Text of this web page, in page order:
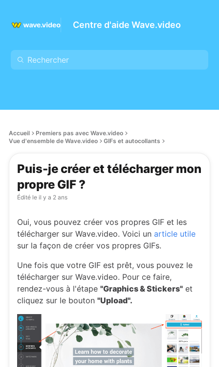
Centre d'aide Wave.video
Accueil
Premiers pas avec Wave.video
Vue d'ensemble de Wave.video
GIFs et autocollants
Puis-je créer et télécharger mon
propre GIF ?
Édité le il y a 2 ans
Oui, vous pouvez créer vos propres GIF et les
télécharger sur Wave.video. Voici un article utile
sur la façon de créer vos propres GIFs.
Une fois que votre GIF est prêt, vous pouvez le
télécharger sur Wave.video. Pour ce faire,
rendez-vous à l'étape "Graphics & Stickers" et
cliquez sur le bouton "Upload".